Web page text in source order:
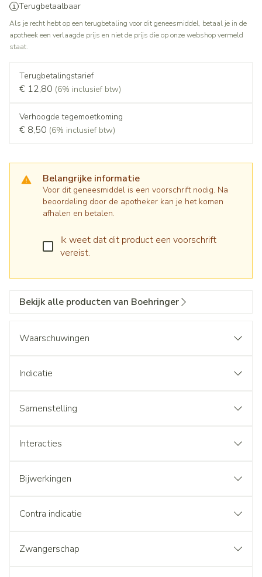
Terugbetaalbaar
Als je recht hebt op een terugbetaling voor dit geneesmiddel, betaal je in de
apotheek een verlaagde prijs en niet de prijs die op onze webshop vermeld
staat.
Terugbetalingstarief
€ 12,80 (6% inclusief btw)
Verhoogde tegemoetkoming
€ 8,50 (6% inclusief btw)
Belangrijke informatie
Voor dit geneesmiddel is een voorschrift nodig. Na
beoordeling door de apotheker kan je het komen
afhalen en betalen.
Ik weet dat dit product een voorschrift
vereist.
Bekijk alle producten van Boehringer
Waarschuwingen
Indicatie
Samenstelling
Interacties
Bijwerkingen
Contra indicatie
Zwangerschap